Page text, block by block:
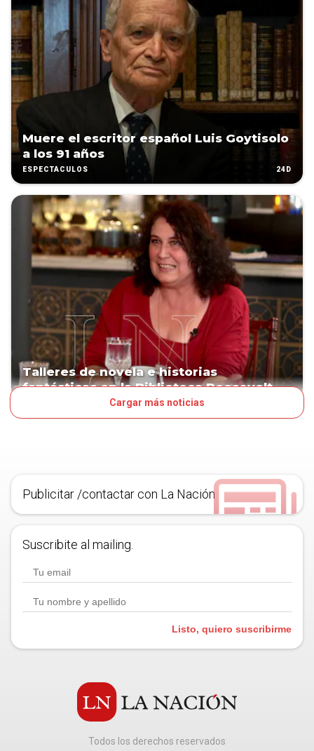
Muere el escritor español Luis Goytisolo
a los 91 años
ESPECTÁCULOS 24D
Talleres de novela e historias
fantásticas en la Biblioteca Roosevelt
Cargar más noticias
Publicitar /contactar con La Nación
Suscribite al mailing.
Listo, quiero suscribirme
Todos los derechos reservados